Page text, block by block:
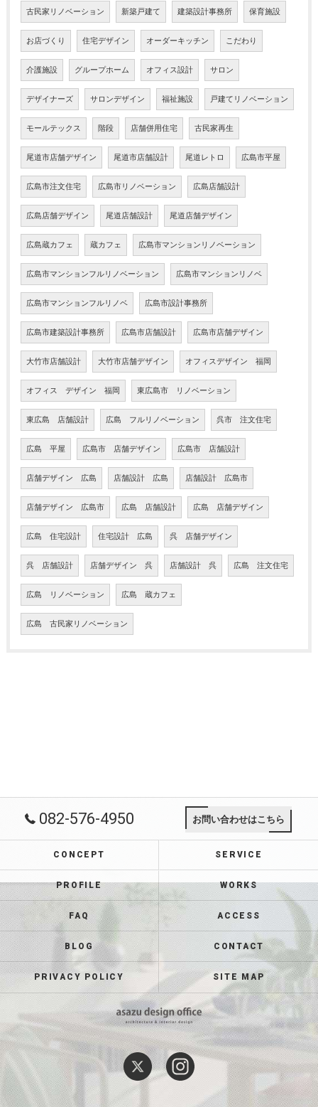
古民家リノベーション 新築戸建て 建築設計事務所 保育施設
お店づくり 住宅デザイン オーダーキッチン こだわり
介護施設 グループホーム オフィス設計 サロン
デザイナーズ サロンデザイン 福祉施設 戸建てリノベーション
モールテックス 階段 店舗併用住宅 古民家再生
尾道市店舗デザイン 尾道市店舗設計 尾道レトロ 広島市平屋
広島市注文住宅 広島市リノベーション 広島店舗設計
広島店舗デザイン 尾道店舗設計 尾道店舗デザイン
広島蔵カフェ 蔵カフェ 広島市マンションリノベーション
広島市マンションフルリノベーション 広島市マンションリノベ
広島市マンションフルリノベ 広島市設計事務所
広島市建築設計事務所 広島市店舗設計 広島市店舗デザイン
大竹市店舗設計 大竹市店舗デザイン オフィスデザイン 福岡
オフィス デザイン 福岡 東広島市 リノベーション
東広島 店舗設計 広島 フルリノベーション 呉市 注文住宅
広島 平屋 広島市 店舗デザイン 広島市 店舗設計
店舗デザイン 広島 店舗設計 広島 店舗設計 広島市
店舗デザイン 広島市 広島 店舗設計 広島 店舗デザイン
広島 住宅設計 住宅設計 広島 呉 店舗デザイン
呉 店舗設計 店舗デザイン 呉 店舗設計 呉 広島 注文住宅
広島 リノベーション 広島 蔵カフェ
広島 古民家リノベーション
082-576-4950 お問い合わせはこちら
CONCEPT SERVICE
PROFILE WORKS
FAQ ACCESS
BLOG CONTACT
PRIVACY POLICY SITE MAP